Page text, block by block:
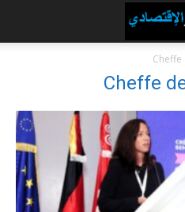
Cheffe